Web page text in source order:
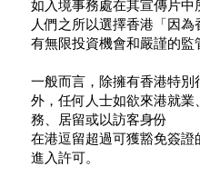
如入境事務處在其宣傳片中
人們之所以選擇香港「因
有無限投資機會和嚴謹的監
一般而言，除擁有香港特
外，任何人士如欲來港就
務、居留或以訪客身份
在港逗留超過可獲豁免簽
進入許可。